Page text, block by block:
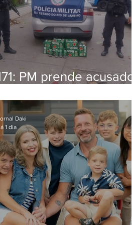
PM prende acusado
de Niterói
Daki
1 dia